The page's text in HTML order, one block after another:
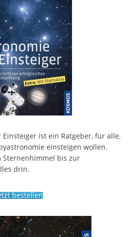
ist ein Ratgeber, für alle,
einsteigen wollen.
Sternenhimmel bis zur
drin.
bestellen